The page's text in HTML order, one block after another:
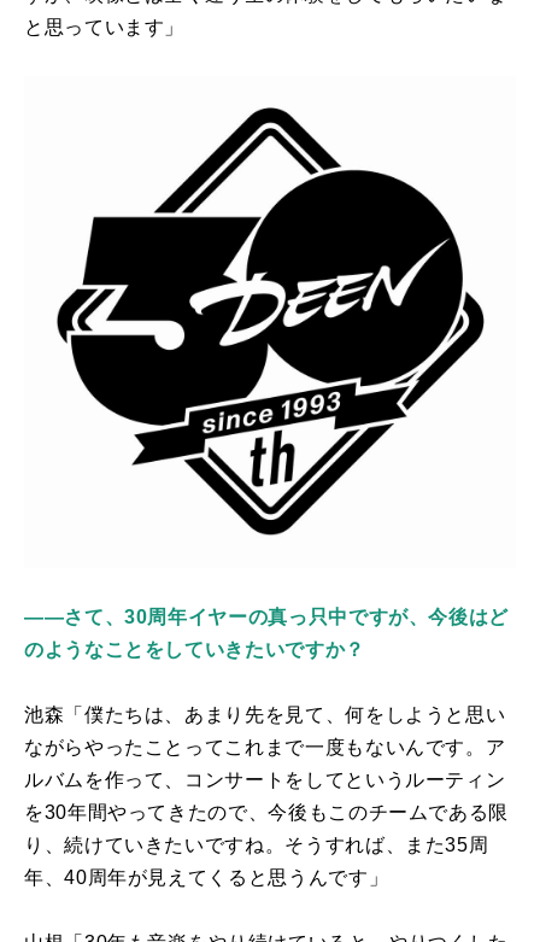
と思っています」
――さて、30周年イヤーの真っ只中ですが、今後はど
のようなことをしていきたいですか？
池森「僕たちは、あまり先を見て、何をしようと思い
ながらやったことってこれまで一度もないんです。ア
ルバムを作って、コンサートをしてというルーティン
を30年間やってきたので、今後もこのチームである限
り、続けていきたいですね。そうすれば、また35周
年、40周年が見えてくると思うんです」